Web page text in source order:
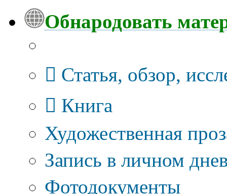
Обнародовать
Статья, обзор,
Книга
Художественная
Запись в личном
Фотодокументы